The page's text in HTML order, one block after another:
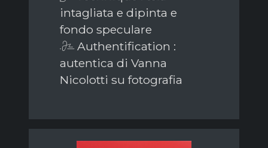
intagliata e dipinta e
fondo speculare
Authentification :
autentica di Vanna
Nicolotti su fotografia